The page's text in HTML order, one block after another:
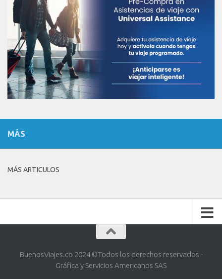
MÁS
MÁS ARTICULOS
BuenosViajes.co 2024 ©️Todos los derechos reservados -
Gráfica y Servicios Americanos SAS